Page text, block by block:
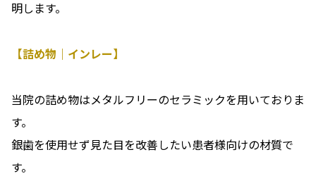
明します。
【詰め物｜インレー】
当院の詰め物はメタルフリーのセラミックを用いておりま
す。
銀歯を使用せず見た目を改善したい患者様向けの材質で
す。